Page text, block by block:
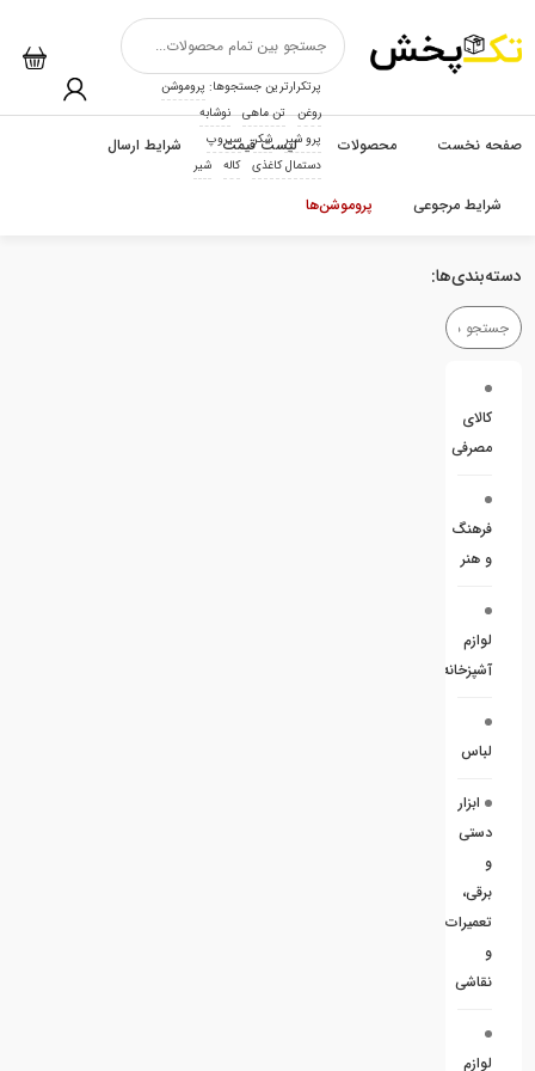
پرتکرارترین جستجوها: پروموشن
روغن
تن ماهی
نوشابه
پرو شیر
شکر
سیروپ
دستمال کاغذی
کاله شیر
صفحه نخست محصولات لیست قیمت شرایط ارسال
شرایط مرجوعی پروموشن‌ها
دسته‌بندی‌ها:
کالای
مصرفی
فرهنگ
و هنر
لوازم
آشپزخانه
لباس
ابزار
دستی
و
برقی،
تعمیرات
و
نقاشی
لوازم